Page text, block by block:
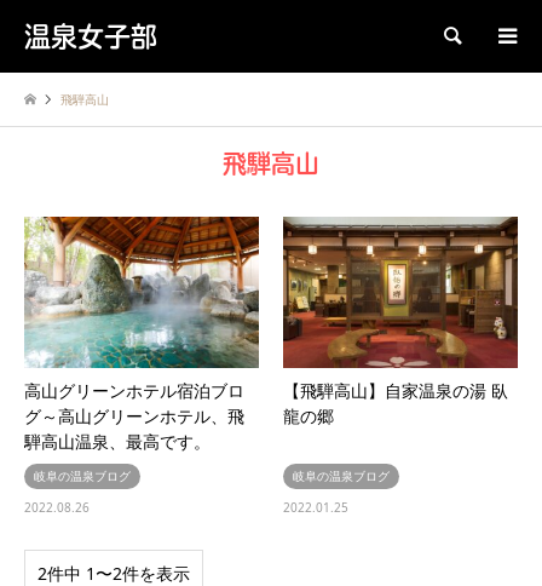
温泉女子部 検索
飛騨高山
飛騨高山
高山グリーンホテル宿泊ブロ
グ～高山グリーンホテル、飛
騨高山温泉、最高です。
岐阜の温泉ブログ
2022.08.26
【飛騨高山】自家温泉の湯 臥
龍の郷
岐阜の温泉ブログ
2022.01.25
2件中 1〜2件を表示